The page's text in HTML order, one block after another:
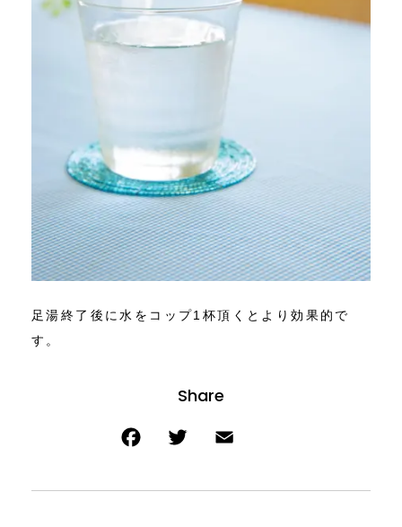
足湯終了後に水をコップ1杯頂くとより効果的で
す。